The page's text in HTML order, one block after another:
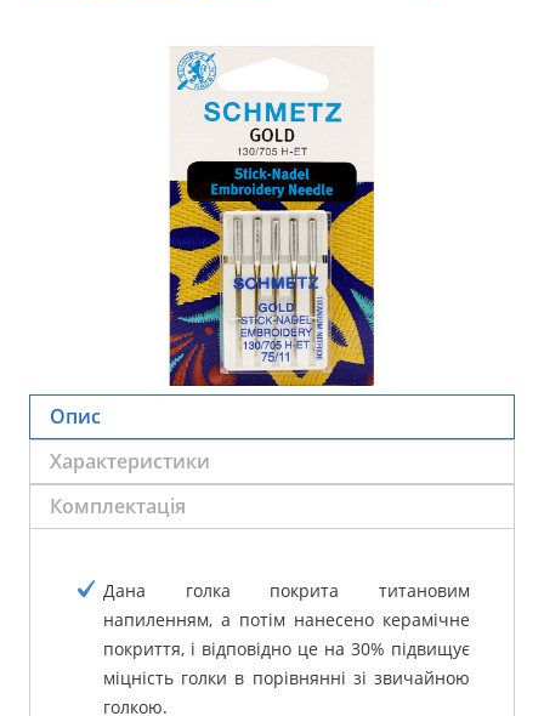
Опис
Характеристики
Комплектація
Дана голка покрита титановим
напиленням, а потім нанесено керамічне
покриття, і відповідно це на 30% підвищує
міцність голки в порівнянні зі звичайною
голкою.